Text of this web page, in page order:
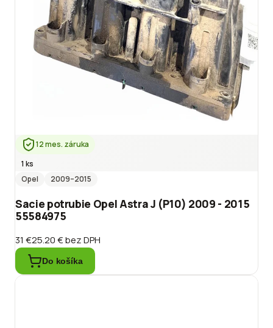
12 mes. záruka
1 ks
Opel
2009–2015
Sacie potrubie Opel Astra J (P10) 2009 - 2015
55584975
31 €25.20 €bez DPH
Do košíka